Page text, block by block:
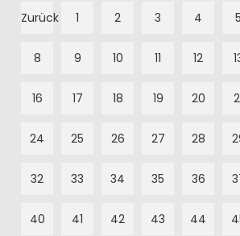
Zurück 1 2 3 4 5
8 9 10 11 12
16 17 18 19 20
24 25 26 27 28
32 33 34 35 36
40 41 42 43 44